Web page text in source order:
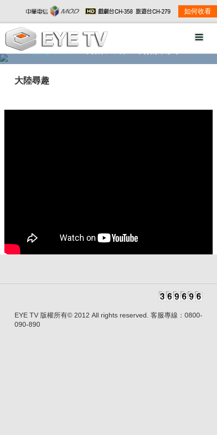
如何收看
精彩影音 劇情大綱
大陸尋趣
EYE TV 版權所有© 2012 All rights reserved. 客服專線：0800-
090-890